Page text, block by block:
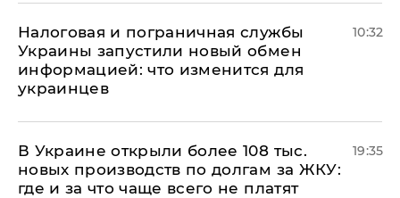
Налоговая и пограничная службы
Украины запустили новый обмен
информацией: что изменится для
украинцев
10:32
В Украине открыли более 108 тыс.
новых производств по долгам за ЖКУ:
где и за что чаще всего не платят
19:35